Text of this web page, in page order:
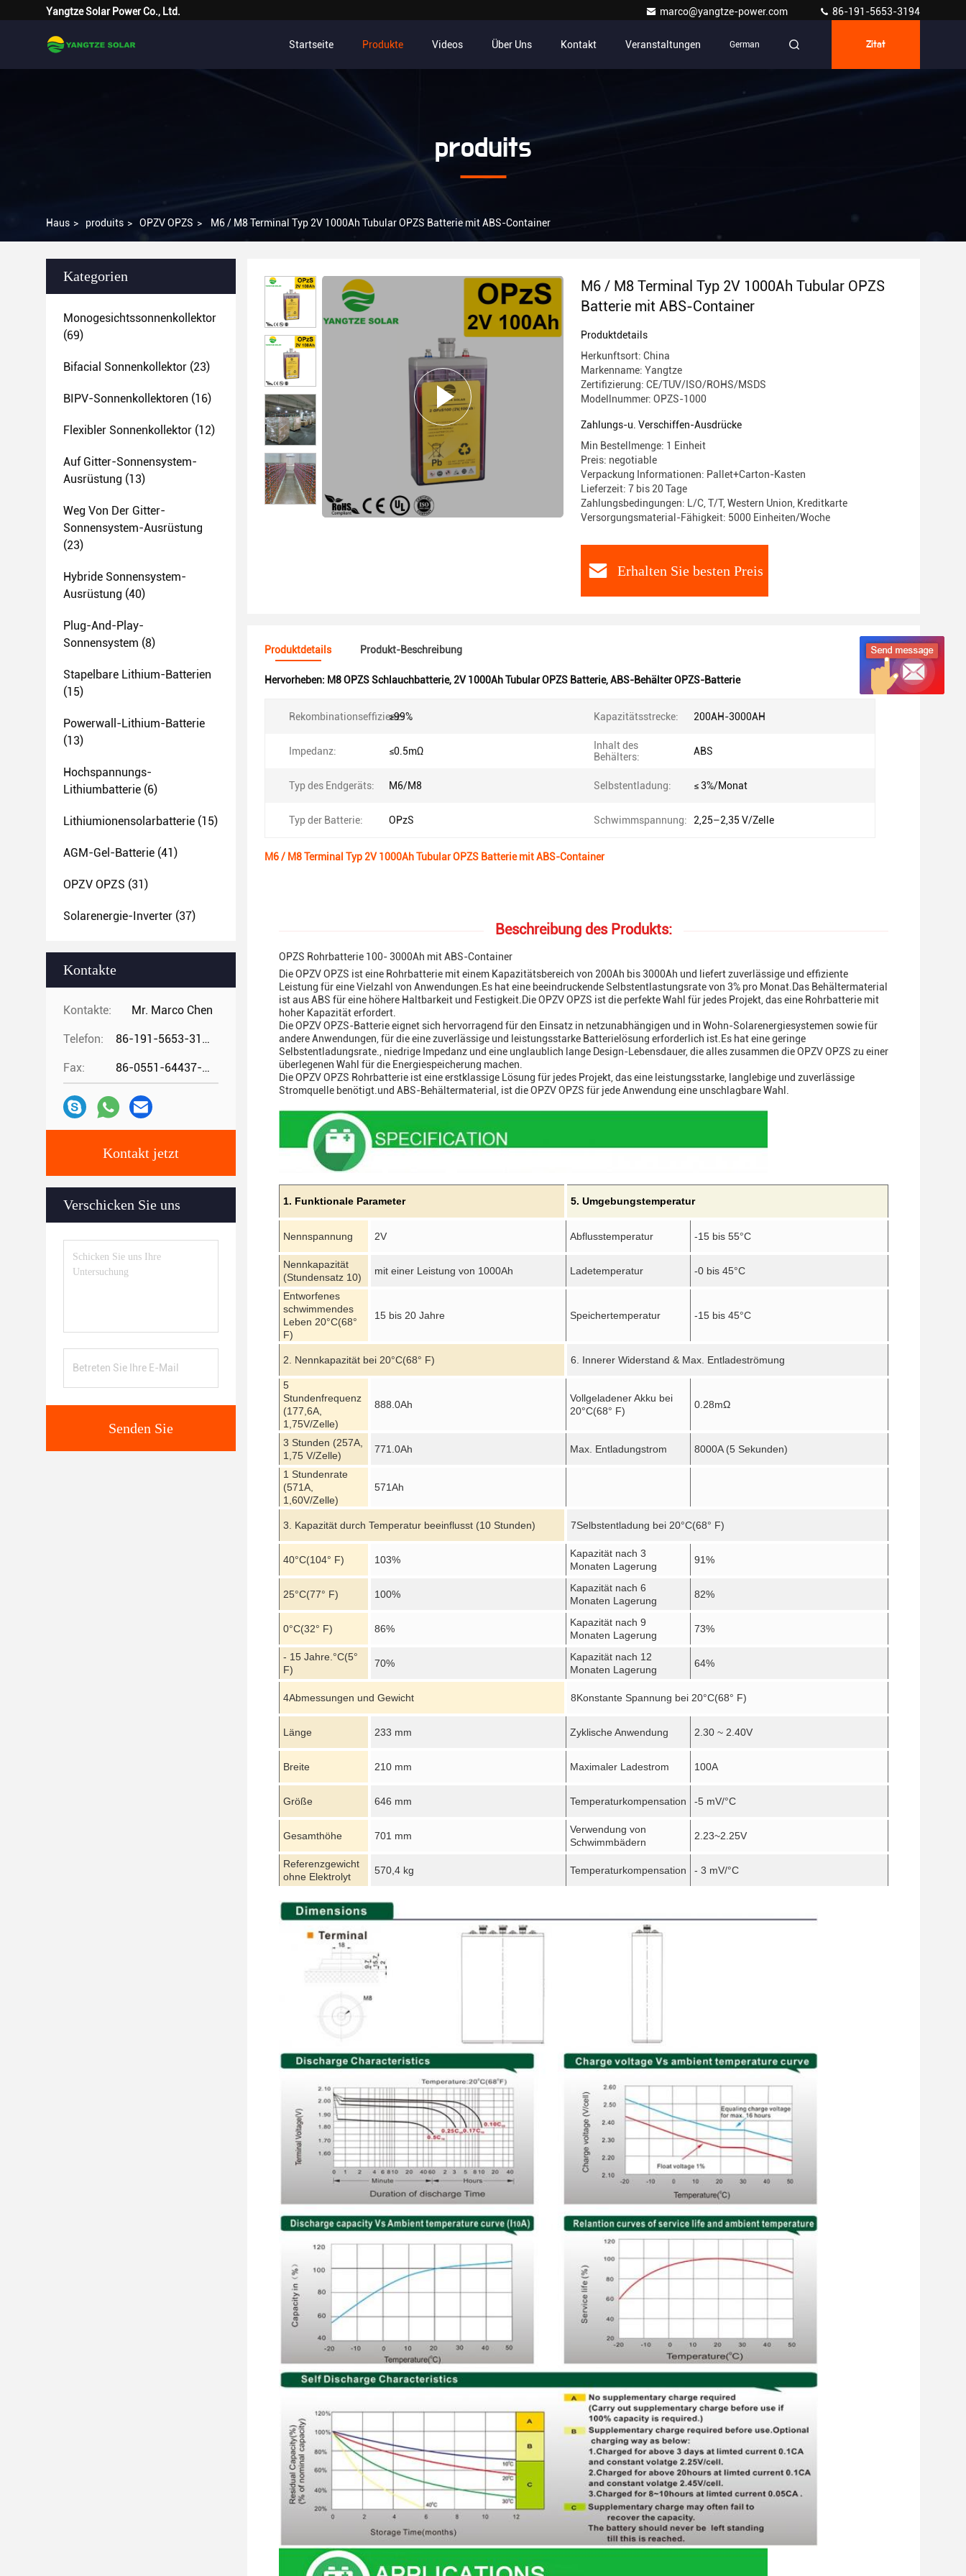
Yangtze Solar Power Co., Ltd. marco@yangtze-power.com 86-191-5653-3194
Startseite Produkte Videos Über Uns Kontakt Veranstaltungen German Zitat
produits
Haus > produits > OPZV OPZS > M6 / M8 Terminal Typ 2V 1000Ah Tubular OPZS Batterie mit ABS-Container
Kategorien
Monogesichtssonnenkollektor
(69)
Bifacial Sonnenkollektor (23)
BIPV-Sonnenkollektoren (16)
Flexibler Sonnenkollektor (12)
Auf Gitter-Sonnensystem-
Ausrüstung (13)
Weg Von Der Gitter-
Sonnensystem-Ausrüstung
(23)
Hybride Sonnensystem-
Ausrüstung (40)
Plug-And-Play-
Sonnensystem (8)
Stapelbare Lithium-Batterien
(15)
Powerwall-Lithium-Batterie
(13)
Hochspannungs-
Lithiumbatterie (6)
Lithiumionensolarbatterie (15)
AGM-Gel-Batterie (41)
OPZV OPZS (31)
Solarenergie-Inverter (37)
Kontakte
Kontakte: Mr. Marco Chen
Telefon: 86-191-5653-3194
Fax: 86-0551-64437-729
Kontakt jetzt
Verschicken Sie uns
Senden Sie
M6 / M8 Terminal Typ 2V 1000Ah Tubular OPZS
Batterie mit ABS-Container
Produktdetails
Herkunftsort: China
Markenname: Yangtze
Zertifizierung: CE/TUV/ISO/ROHS/MSDS
Modellnummer: OPZS-1000
Zahlungs-u. Verschiffen-Ausdrücke
Min Bestellmenge: 1 Einheit
Preis: negotiable
Verpackung Informationen: Pallet+Carton-Kasten
Lieferzeit: 7 bis 20 Tage
Zahlungsbedingungen: L/C, T/T, Western Union, Kreditkarte
Versorgungsmaterial-Fähigkeit: 5000 Einheiten/Woche
Erhalten Sie besten Preis
Produktdetails Produkt-Beschreibung
Hervorheben: M8 OPZS Schlauchbatterie, 2V 1000Ah Tubular OPZS Batterie,ABS-Behälter OPZS-Batterie
Rekombinationseffizienz:
≥99% Kapazitätsstrecke: 200AH-3000AH
Impedanz: ≤0.5mΩ
Inhalt des
Behälters:
ABS
Typ des Endgeräts: M6/M8 Selbstentladung: ≤ 3%/Monat
Typ der Batterie: OPzS Schwimmspannung: 2,25–2,35 V/Zelle
M6 / M8 Terminal Typ 2V 1000Ah Tubular OPZS Batterie mit ABS-Container
Beschreibung des Produkts:
OPZS Rohrbatterie 100- 3000Ah mit ABS-Container
Die OPZV OPZS ist eine Rohrbatterie mit einem Kapazitätsbereich von 200Ah bis 3000Ah und liefert zuverlässige und effiziente
Leistung für eine Vielzahl von Anwendungen.Es hat eine beeindruckende Selbstentlastungsrate von 3% pro Monat.Das Behältermaterial
ist aus ABS für eine höhere Haltbarkeit und Festigkeit.Die OPZV OPZS ist die perfekte Wahl für jedes Projekt, das eine Rohrbatterie mit
hoher Kapazität erfordert.
Die OPZV OPZS-Batterie eignet sich hervorragend für den Einsatz in netzunabhängigen und in Wohn-Solarenergiesystemen sowie für
andere Anwendungen, für die eine zuverlässige und leistungsstarke Batterielösung erforderlich ist.Es hat eine geringe
Selbstentladungsrate., niedrige Impedanz und eine unglaublich lange Design-Lebensdauer, die alles zusammen die OPZV OPZS zu einer
überlegenen Wahl für die Energiespeicherung machen.
Die OPZV OPZS Rohrbatterie ist eine erstklassige Lösung für jedes Projekt, das eine leistungsstarke, langlebige und zuverlässige
Stromquelle benötigt.und ABS-Behältermaterial, ist die OPZV OPZS für jede Anwendung eine unschlagbare Wahl.
1. Funktionale Parameter 5. Umgebungstemperatur
Nennspannung 2V Abflusstemperatur -15 bis 55°C
Nennkapazität
(Stundensatz 10)
mit einer Leistung von 1000Ah Ladetemperatur -0 bis 45°C
Entworfenes
schwimmendes
Leben 20°C(68°
F)
15 bis 20 Jahre Speichertemperatur -15 bis 45°C
2. Nennkapazität bei 20°C(68° F) 6. Innerer Widerstand & Max. Entladeströmung
5
Stundenfrequenz
(177,6A,
1,75V/Zelle)
888.0Ah
Vollgeladener Akku bei
20°C(68° F)
0.28mΩ
3 Stunden (257A,
1,75 V/Zelle)
771.0Ah Max. Entladungstrom 8000A (5 Sekunden)
1 Stundenrate
(571A,
1,60V/Zelle)
571Ah
3. Kapazität durch Temperatur beeinflusst (10 Stunden) 7Selbstentladung bei 20°C(68° F)
40°C(104° F) 103%
Kapazität nach 3
Monaten Lagerung
91%
25°C(77° F) 100%
Kapazität nach 6
Monaten Lagerung
82%
0°C(32° F) 86%
Kapazität nach 9
Monaten Lagerung
73%
- 15 Jahre. °C(5°
F)
70%
Kapazität nach 12
Monaten Lagerung
64%
4Abmessungen und Gewicht 8Konstante Spannung bei 20°C(68° F)
Länge 233 mm Zyklische Anwendung 2.30 ~ 2.40V
Breite 210 mm Maximaler Ladestrom 100A
Größe 646 mm Temperaturkompensation -5 mV/°C
Gesamthöhe 701 mm
Verwendung von
Schwimmbädern
2.23~2.25V
Referenzgewicht
ohne Elektrolyt
570,4 kg Temperaturkompensation - 3 mV/°C